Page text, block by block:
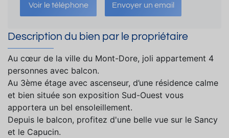
Voir le téléphone Envoyer un email
Description du bien par le propriétaire
Au cœur de la ville du Mont-Dore, joli appartement 4
personnes avec balcon.
Au 3ème étage avec ascenseur, d’une résidence calme
et bien située son exposition Sud-Ouest vous
apportera un bel ensoleillement.
Depuis le balcon, profitez d'une belle vue sur le Sancy
et le Capucin.